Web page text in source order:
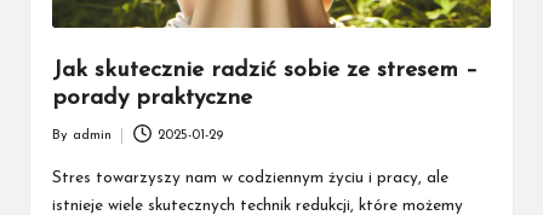
Jak skutecznie radzić sobie ze stresem –
porady praktyczne
by
By admin 2025-01-29
Stres towarzyszy nam w codziennym życiu i pracy, ale
istnieje wiele skutecznych technik redukcji, które możemy